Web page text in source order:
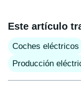
Este artículo
Coches eléctricos
Producción